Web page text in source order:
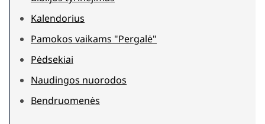
Kalendorius
Pamokos vaikams "Pergalė"
Pėdsekiai
Naudingos nuorodos
Bendruomenės